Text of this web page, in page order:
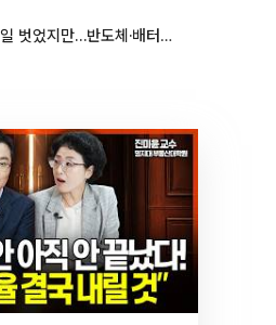
‘한국판 IRA’ 베일 벗었지만…반도체·배터리 업계 “시행령이 관건”